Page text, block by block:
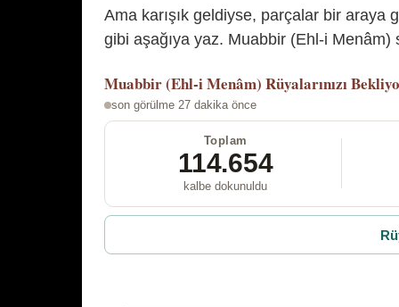
Ama karışık geldiyse, parçalar bir araya
gibi aşağıya yaz. Muabbir (Ehl-i Menâm)
Muabbir (Ehl-i Menâm) Rüyalarınızı
son görülme 27 dakika önce
Toplam
114.654
kalbe dokunuldu